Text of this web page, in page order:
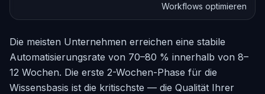
Workflows optimieren
Die meisten Unternehmen erreichen eine stabile
Automatisierungsrate von 70–80 % innerhalb von 8–
12 Wochen. Die erste 2-Wochen-Phase für die
Wissensbasis ist die kritischste — die Qualität Ihrer